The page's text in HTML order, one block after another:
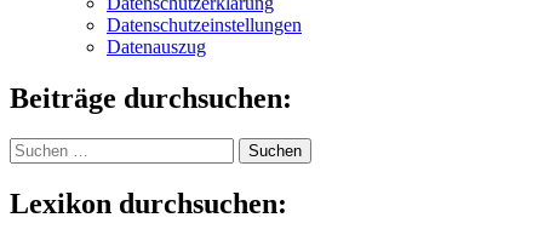
Datenschutzeinstellungen
Datenauszug
Beiträge durchsuchen:
Suchen
nach:
Lexikon durchsuchen: